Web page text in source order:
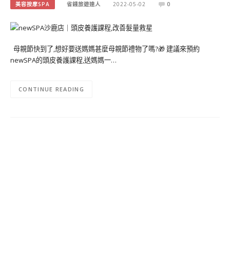
美容按摩SPA 省錢旅遊達人 2022-05-02 0
母親節快到了,想好要送媽媽甚麼母親節禮物了嗎?🎁 建議來預約
newSPA的頭皮養護課程,送媽媽一…
CONTINUE READING